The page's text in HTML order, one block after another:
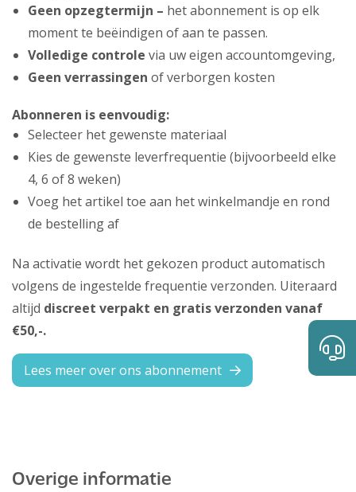
Geen opzegtermijn – het abonnement is op elk
moment te beëindigen of aan te passen.
Volledige controle via uw eigen accountomgeving,
Geen verrassingen of verborgen kosten
Abonneren is eenvoudig:
Selecteer het gewenste materiaal
Kies de gewenste leverfrequentie (bijvoorbeeld elke
4, 6 of 8 weken)
Voeg het artikel toe aan het winkelmandje en rond
de bestelling af
Na activatie wordt het gekozen product automatisch
volgens de ingestelde frequentie verzonden. Uiteraard
altijd discreet verpakt en gratis verzonden vanaf
€50,-.
Lees meer over ons abonnement
Overige informatie